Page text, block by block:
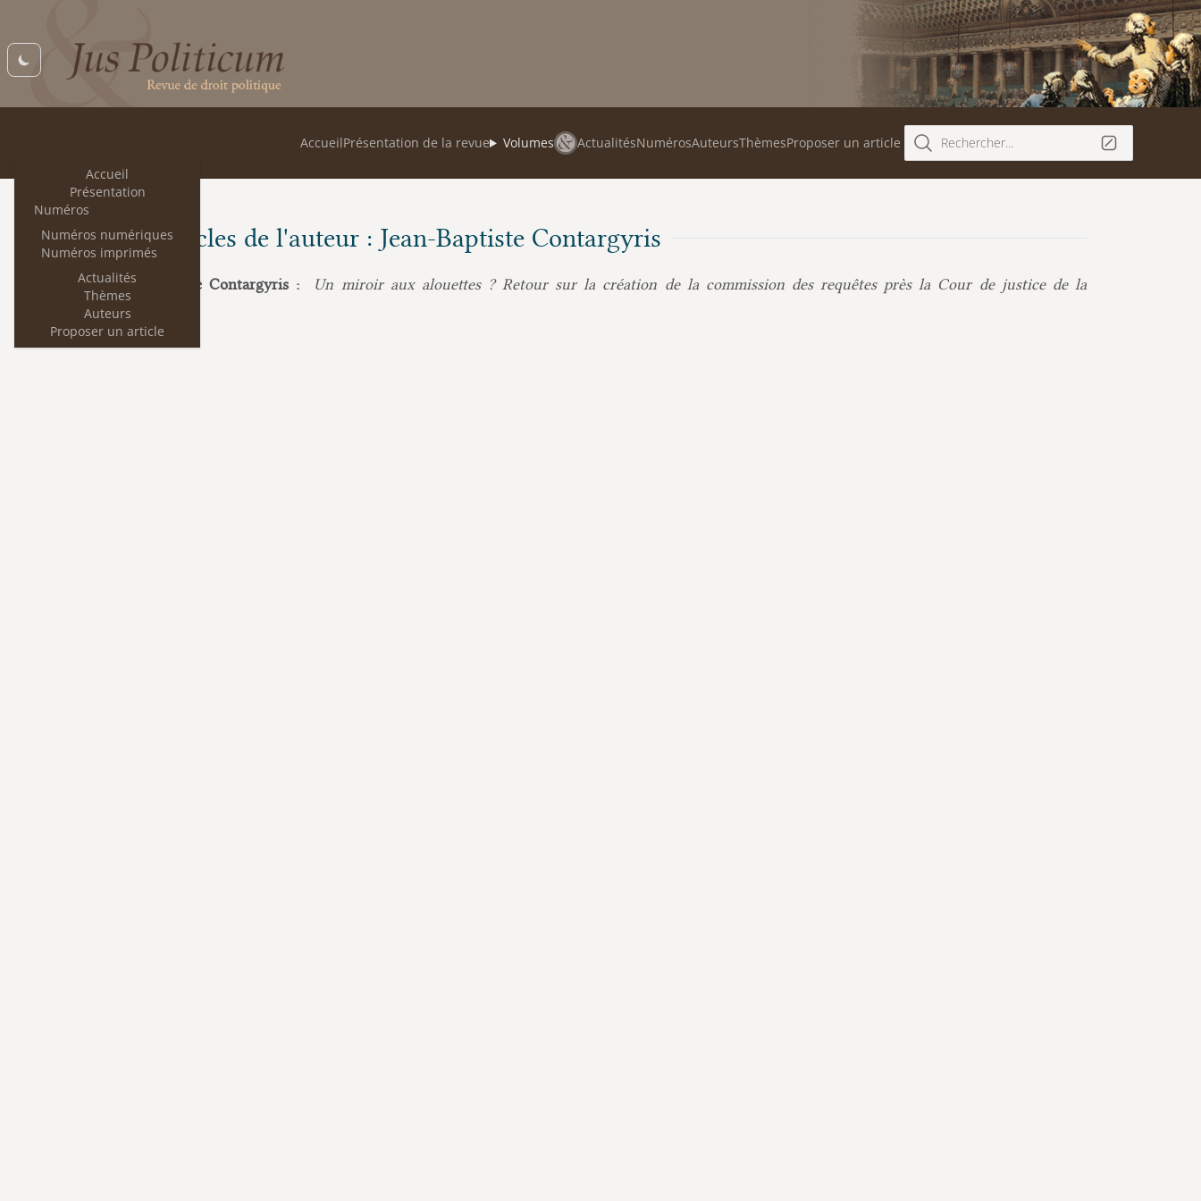
Accueil
Présentation
Numéros
Numéros numériques
Numéros imprimés
Actualités
Thèmes
Auteurs
Proposer un article
AccueilPrésentation de la revue Volumes ActualitésNumérosAuteursThèmesProposer un article Rechercher...
Les articles de l'auteur : Jean-Baptiste Contargyris
Jean-Baptiste Contargyris :
Un miroir aux alouettes ? Retour sur la création de la commission des requêtes près la Cour de justice de la
République